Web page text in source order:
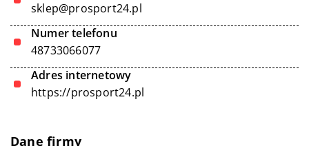
sklep@prosport24.pl
Numer telefonu
48733066077
Adres internetowy
https://prosport24.pl
Dane firmy